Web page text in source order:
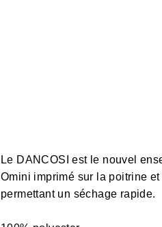
Le DANCOSI est le nouvel
Omini imprimé sur la poitrine
permettant un séchage rapide.